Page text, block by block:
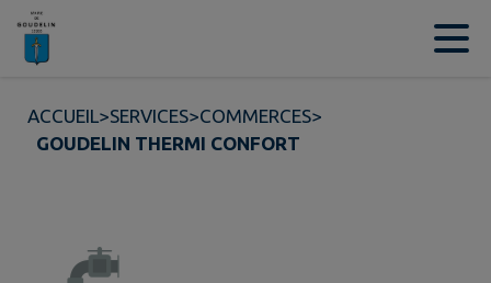
Contenu
ACCUEIL>SERVICES>COMMERCES>
GOUDELIN THERMI CONFORT